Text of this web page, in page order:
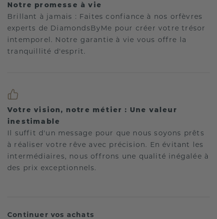
Notre promesse à vie
Brillant à jamais : Faites confiance à nos orfèvres
experts de DiamondsByMe pour créer votre trésor
intemporel. Notre garantie à vie vous offre la
tranquillité d'esprit.
Votre vision, notre métier : Une valeur
inestimable
Il suffit d'un message pour que nous soyons prêts
à réaliser votre rêve avec précision. En évitant les
intermédiaires, nous offrons une qualité inégalée à
des prix exceptionnels.
Continuer vos achats